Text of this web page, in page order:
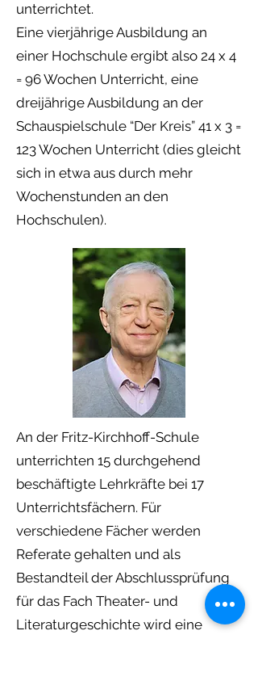
unterrichtet.
Eine vierjährige Ausbildung an
einer Hochschule ergibt also 24 x 4
= 96 Wochen Unterricht, eine
dreijährige Ausbildung an der
Schauspielschule “Der Kreis” 41 x 3 =
123 Wochen Unterricht (dies gleicht
sich in etwa aus durch mehr
Wochenstunden an den
Hochschulen).
An der Fritz-Kirchhoff-Schule
unterrichten 15 durchgehend
beschäftigte Lehrkräfte bei 17
Unterrichtsfächern. Für
verschiedene Fächer werden
Referate gehalten und als
Bestandteil der Abschlussprüfung
für das Fach Theater- und
Literaturgeschichte wird eine